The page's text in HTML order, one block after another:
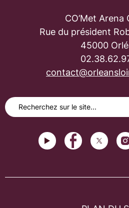
CO’Met Arena
Rue du président
45000